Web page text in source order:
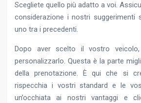
Scegliete quello più adatto a voi.
considerazione i nostri suggerimenti
uno tra i precedenti.
Dopo aver scelto il vostro
personalizzarlo. Questa è la parte
della prenotazione. È qui che si
rispecchia i vostri standard e le
un’occhiata ai nostri vantaggi e